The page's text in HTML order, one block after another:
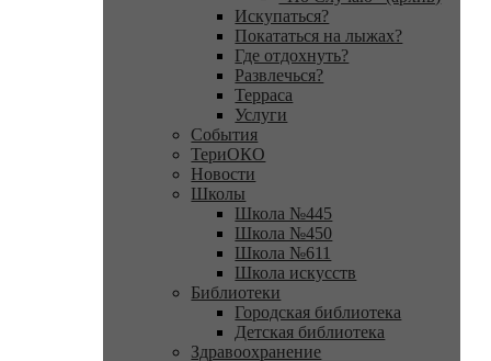
Искупаться?
Покататься на лыжах?
Где отдохнуть?
Развлечься?
Терраса
Услуги
События
ТериОКО
Новости
Школы
Школа №445
Школа №450
Школа №611
Школа искусств
Библиотеки
Городская библиотека
Детская библиотека
Здравоохранение